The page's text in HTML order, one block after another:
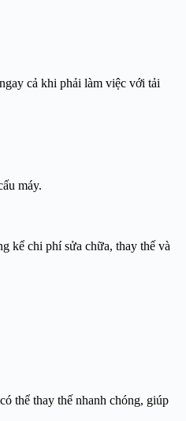
cả khi phải làm việc với tải
máy.
kể chi phí sửa chữa, thay thế và
thể thay thế nhanh chóng, giúp